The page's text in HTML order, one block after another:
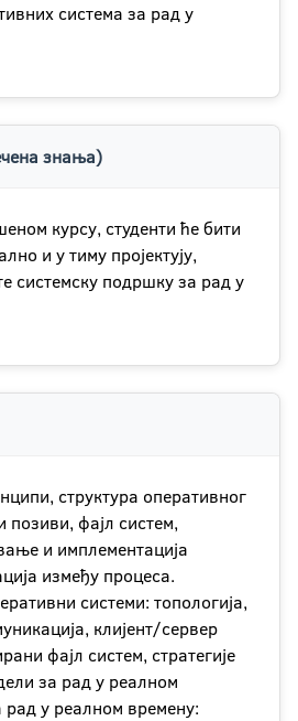
система за рад у
знања)
курсу, студенти ће бити
и у тиму пројектују,
системску подршку за рад у
структура оперативног
позиви, фајл систем,
и имплементација
између процеса.
системи: топологија,
клијент/сервер
фајл систем, стратегије
за рад у реалном
рад у реалном времену: